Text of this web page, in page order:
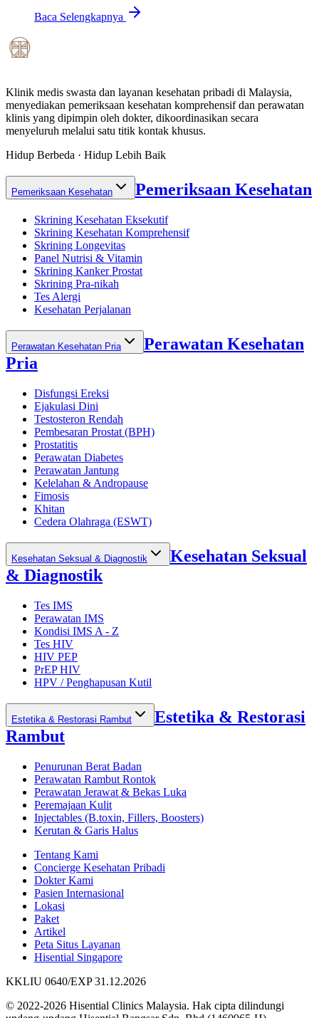
Baca Selengkapnya
Klinik medis swasta dan layanan kesehatan pribadi di Malaysia,
menyediakan pemeriksaan kesehatan komprehensif dan perawatan
klinis yang dipimpin oleh dokter, dikoordinasikan secara
menyeluruh melalui satu titik kontak khusus.
Hidup Berbeda · Hidup Lebih Baik
Pemeriksaan Kesehatan Pemeriksaan Kesehatan
Skrining Kesehatan Eksekutif
Skrining Kesehatan Komprehensif
Skrining Longevitas
Panel Nutrisi & Vitamin
Skrining Kanker Prostat
Skrining Pra-nikah
Tes Alergi
Kesehatan Perjalanan
Perawatan Kesehatan Pria
Perawatan Kesehatan
Pria
Disfungsi Ereksi
Ejakulasi Dini
Testosteron Rendah
Pembesaran Prostat (BPH)
Prostatitis
Perawatan Diabetes
Perawatan Jantung
Kelelahan & Andropause
Fimosis
Khitan
Cedera Olahraga (ESWT)
Kesehatan Seksual & Diagnostik
Kesehatan Seksual
& Diagnostik
Tes IMS
Perawatan IMS
Kondisi IMS A - Z
Tes HIV
HIV PEP
PrEP HIV
HPV / Penghapusan Kutil
Estetika & Restorasi Rambut
Estetika & Restorasi
Rambut
Penurunan Berat Badan
Perawatan Rambut Rontok
Perawatan Jerawat & Bekas Luka
Peremajaan Kulit
Injectables (B.toxin, Fillers, Boosters)
Kerutan & Garis Halus
Tentang Kami
Concierge Kesehatan Pribadi
Dokter Kami
Pasien Internasional
Lokasi
Paket
Artikel
Peta Situs Layanan
Hisential Singapore
KKLIU 0640/EXP 31.12.2026
© 2022-2026 Hisential Clinics Malaysia. Hak cipta dilindungi